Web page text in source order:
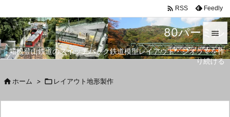
80パーミル
箱根登山鉄道のスイッチバック鉄道模型レイアウト・ジオラマを作
り続ける


メニュ
 RSS Feedly
 ホーム >  レイアウト地形製作